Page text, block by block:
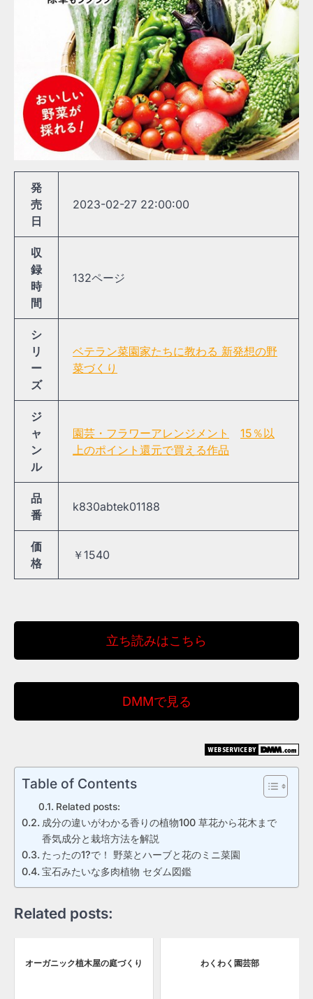
発
売
日
2023-02-27 22:00:00
収
録
時
間
132ページ
シ
リ
ー
ズ
ベテラン菜園家たちに教わる 新発想の野
菜づくり
ジ
ャ
ン
ル
園芸・フラワーアレンジメント
15％以
上のポイント還元で買える作品
品
番
k830abtek01188
価
格
￥1540
立ち読みはこちら
DMMで見る
Table of Contents
Related posts:
成分の違いがわかる香りの植物100 草花から花木まで
香気成分と栽培方法を解説
たったの1?で！ 野菜とハーブと花のミニ菜園
宝石みたいな多肉植物 セダム図鑑
Related posts:
オーガニック植木屋の庭づくり わくわく園芸部